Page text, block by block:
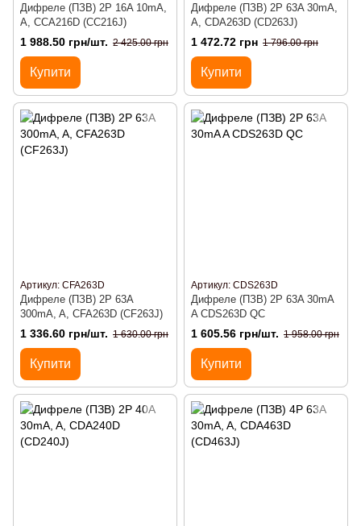
Дифреле (ПЗВ) 2P 16A 10mA,
A, CCA216D (CC216J)
1 988.50 грн/шт. 2 425.00 грн
Купити
Дифреле (ПЗВ) 2P 63A 30mA,
A, CDA263D (CD263J)
1 472.72 грн 1 796.00 грн
Купити
Артикул: CFA263D
Дифреле (ПЗВ) 2P 63A
300mA, A, CFA263D (CF263J)
1 336.60 грн/шт. 1 630.00 грн
Купити
Артикул: CDS263D
Дифреле (ПЗВ) 2P 63A 30mA
A CDS263D QC
1 605.56 грн/шт. 1 958.00 грн
Купити